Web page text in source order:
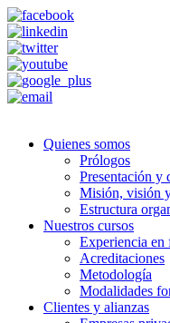
Quienes somos
Prólogos
Presentación y
Misión, visión
Estructura
Nuestros cursos
Experiencia en
Acreditaciones
Metodología
Modalidades
Clientes y alianzas